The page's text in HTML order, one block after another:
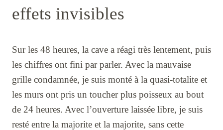
effets invisibles
Sur les 48 heures, la cave a réagi très lentement, puis
les chiffres ont fini par parler. Avec la mauvaise
grille condamnée, je suis monté à la quasi-totalite et
les murs ont pris un toucher plus poisseux au bout
de 24 heures. Avec l’ouverture laissée libre, je suis
resté entre la majorite et la majorite, sans cette